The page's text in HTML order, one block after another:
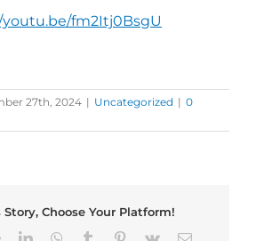
fm2Itj0BsgU
27th, 2024 | Uncategorized | 0
Story, Choose Your Platform!
RedditLinkedInWhatsApp
Tumblr Pinterest
Vk Email